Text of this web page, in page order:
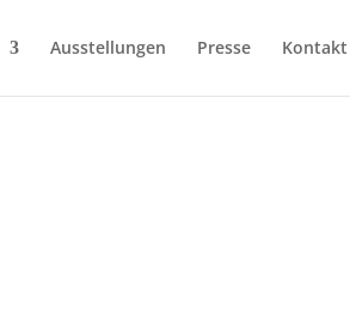
Ausstellungen Presse Kontakt